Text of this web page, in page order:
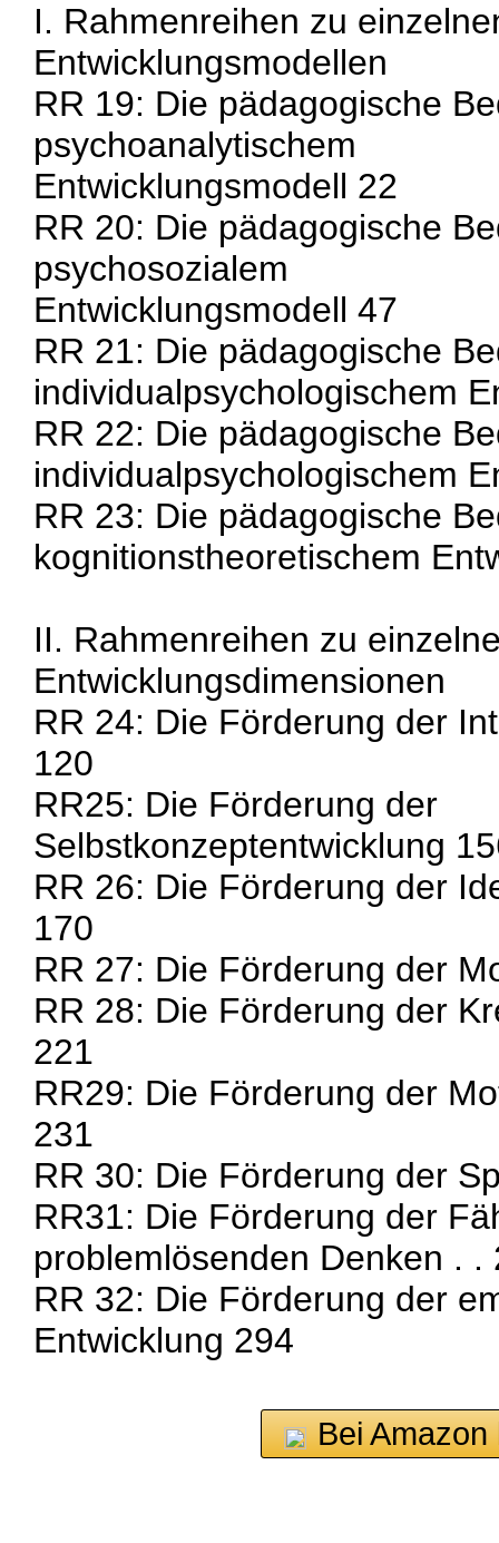
I. Rahmenreihen zu
Entwicklungsmodellen
RR 19: Die pädagogische
psychoanalytischem
Entwicklungsmodell 22
RR 20: Die pädagogische
psychosozialem
Entwicklungsmodell 47
RR 21: Die pädagogische
individualpsychologischem
RR 22: Die pädagogische
individualpsychologischem
RR 23: Die pädagogische
kognitionstheoretischem
II. Rahmenreihen zu
Entwicklungsdimensionen
RR 24: Die Förderung der
120
RR25: Die Förderung der
Selbstkonzeptentwicklung
RR 26: Die Förderung der
170
RR 27: Die Förderung der
RR 28: Die Förderung der
221
RR29: Die Förderung der
231
RR 30: Die Förderung der
RR31: Die Förderung der
problemlösenden Denken . .
RR 32: Die Förderung der
Entwicklung 294
Bei Amazon